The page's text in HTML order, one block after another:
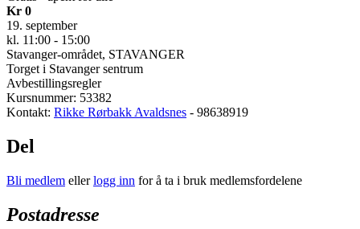
Kr 0
19. september
kl. 11:00 - 15:00
Stavanger-området, STAVANGER
Torget i Stavanger sentrum
Avbestillingsregler
Kursnummer: 53382
Kontakt: Rikke Rørbakk Avaldsnes - 98638919
Del
Bli medlem ellerlogg inn for å ta i bruk medlemsfordelene
Postadresse